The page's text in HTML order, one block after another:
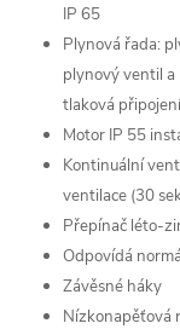
IP 65
Plynová řada:
plynový ventil
tlaková
Motor IP 55
Kontinuální
ventilace (30
Přepínač léto-
Odpovídá
Závěsné háky
Nízkonapěťová